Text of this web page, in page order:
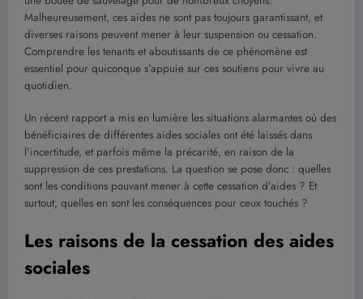
Malheureusement, ces aides ne sont pas toujours garantissant, et
diverses raisons peuvent mener à leur suspension ou cessation.
Comprendre les tenants et aboutissants de ce phénomène est
essentiel pour quiconque s’appuie sur ces soutiens pour vivre au
quotidien.
Un récent rapport a mis en lumière les situations alarmantes où des
bénéficiaires de différentes aides sociales ont été laissés dans
l’incertitude, et parfois même la précarité, en raison de la
suppression de ces prestations. La question se pose donc : quelles
sont les conditions pouvant mener à cette cessation d’aides ? Et
surtout, quelles en sont les conséquences pour ceux touchés ?
Les raisons de la cessation des aides
sociales